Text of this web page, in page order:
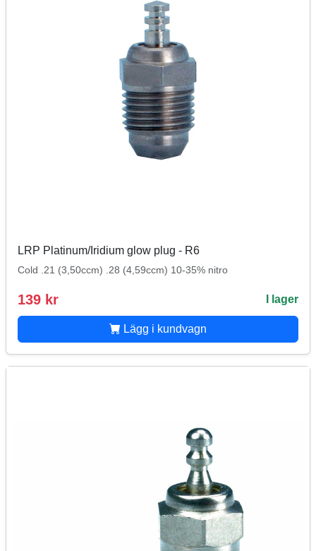
LRP Platinum/Iridium glow plug - R6
Cold .21 (3,50ccm) .28 (4,59ccm) 10-35% nitro
139 kr I lager
Lägg i kundvagn